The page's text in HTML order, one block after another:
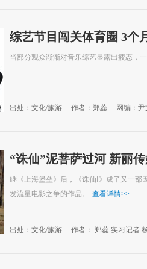
综艺节目闯关体育圈 3个
当部分观众渐渐对音乐综艺显露出疲态，
出处：文化/旅游 作者：郑蕊 网编：尹
“诛仙”泥菩萨过河 新丽
继《上海堡垒》后，《诛仙Ⅰ》成了又一部
发流量电影之争的作品。
查看详情>>
出处：文化/旅游 作者： 郑蕊 实习记者